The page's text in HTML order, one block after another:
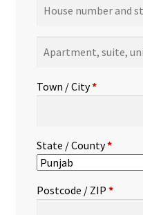
suite,
etc.(optional)
Town / City*
State / County*
Postcode / ZIP *